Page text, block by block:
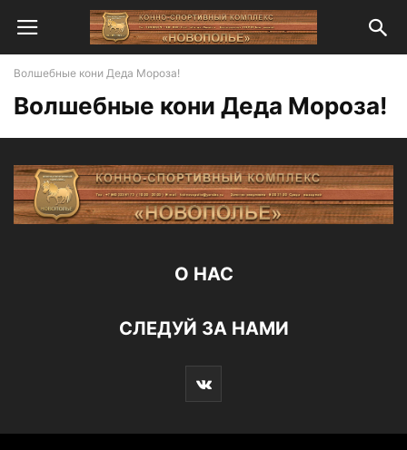
Волшебные кони Деда Мороза!
Волшебные кони Деда Мороза!
О НАС
СЛЕДУЙ ЗА НАМИ